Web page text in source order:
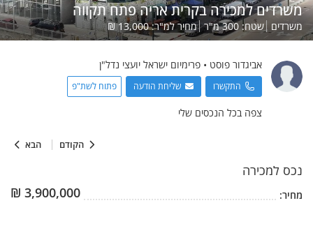
הקודם הבא
משרדים למכירה בקרית אריה פתח תקווה
משרדים שטח:300מ"ר מחיר למ"ר:13,000
₪
אביגדור פוסט • פרימיום ישראל יועצי נדל"ן
התקשרו שליחת הודעה פתוח לשת"פ
צפה בכל הנכסים שלי
נכס למכירה
מחיר: 3,900,000
₪